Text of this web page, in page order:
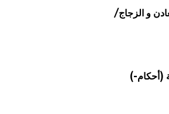
و الزجاج/
(أحكام-)